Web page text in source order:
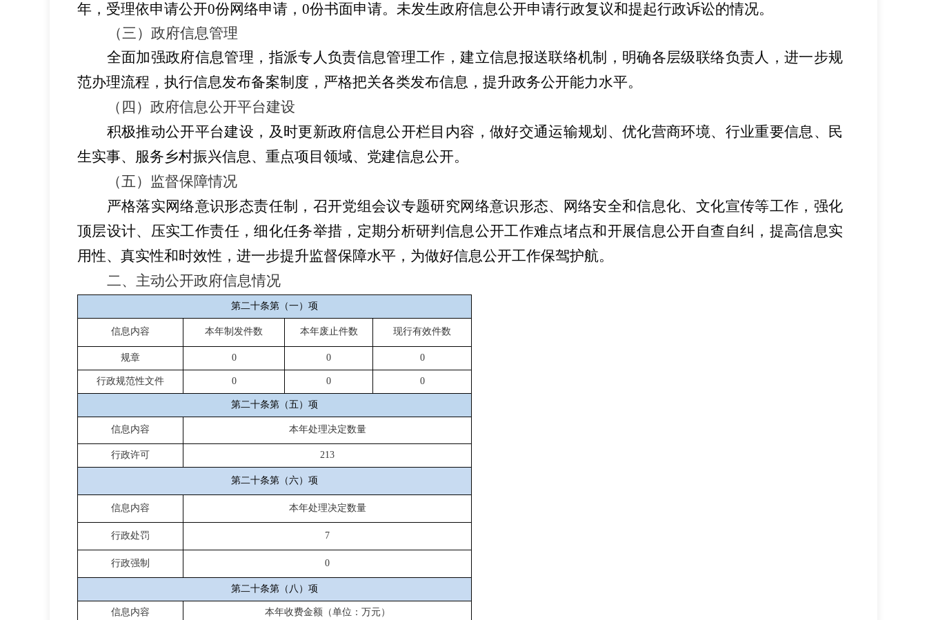
年，受理依申请公开0份网络申请， 0份书面申请。未发生政府信息公开申请行政复议和提起行政诉讼的情况。
（三）政府信息管理
全面加强政府信息管理，指派专人负责信息管理工作，建立信息报送联络机制，明确各层级联络负责人，进一步规
范办理流程，执行信息发布备案制度，严格把关各类发布信息，提升政务公开能力水平。
（四）政府信息公开平台建设
积极推动公开平台建设，及时更新政府信息公开栏目内容，做好交通运输规划、优化营商环境、行业重要信息、民
生实事、服务乡村振兴信息、重点项目领域、党建信息公开。
（五）监督保障情况
严格落实网络意识形态责任制，召开党组会议专题研究网络意识形态、网络安全和信息化、文化宣传等工作，强化
顶层设计、压实工作责任，细化任务举措，定期分析研判信息公开工作难点堵点和开展信息公开自查自纠，提高信息实
用性、真实性和时效性，进一步提升监督保障水平，为做好信息公开工作保驾护航。
二、主动公开政府信息情况
第二十条第（一）项
信息内容 本年制发件数 本年废止件数 现行有效件数
规章 0 0 0
行政规范性文件 0 0 0
第二十条第（五）项
信息内容 本年处理决定数量
行政许可 213
第二十条第（六）项
信息内容 本年处理决定数量
行政处罚 7
行政强制 0
第二十条第（八）项
信息内容 本年收费金额（单位：万元）